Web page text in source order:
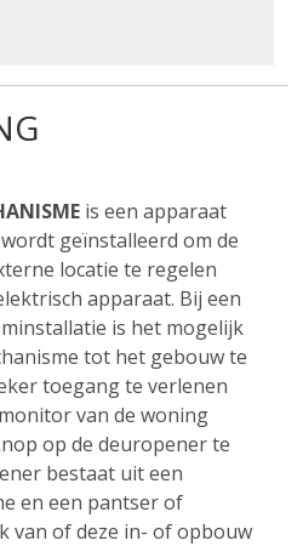
is een apparaat
geïnstalleerd om de
locatie te regelen
apparaat. Bij een
is het mogelijk
tot het gebouw te
toegang te verlenen
van de woning
op de deuropener te
bestaat uit een
en een pantser of
van of deze in- of opbouw